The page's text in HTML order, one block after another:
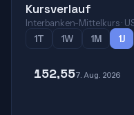
Kursverlauf
Interbanken-Mittelkurs ·
1T
1W 1M 1J
152,557. Aug. 2026